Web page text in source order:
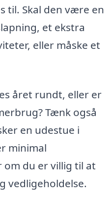
til. Skal den være en
et ekstra
eller måske et
året rundt, eller er
Tænk også
en udestue i
minimal
om du er villig til at
vedligeholdelse.